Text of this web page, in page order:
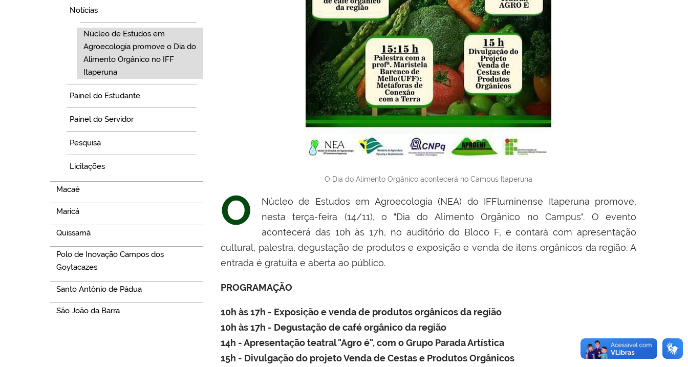
Notícias
Núcleo de Estudos em
Agroecologia promove o Dia do
Alimento Orgânico no IFF
Itaperuna
Painel do Estudante
Painel do Servidor
Pesquisa
Licitações
Macaé
Maricá
Quissamã
Polo de Inovação Campos dos
Goytacazes
Santo Antônio de Pádua
São João da Barra
O Dia do Alimento Orgânico acontecerá no Campus Itaperuna
O
Núcleo de Estudos em Agroecologia (NEA) do IFFluminense Itaperuna promove,
nesta terça-feira (14/11), o "Dia do Alimento Orgânico no Campus". O evento
acontecerá das 10h às 17h, no auditório do Bloco F, e contará com apresentação
cultural, palestra, degustação de produtos e exposição e venda de itens orgânicos da região. A
entrada é gratuita e aberta ao público.
PROGRAMAÇÃO
10h às 17h - Exposição e venda de produtos orgânicos da região
10h às 17h - Degustação de café orgânico da região
14h - Apresentação teatral "Agro é", com o Grupo Parada Artística
15h - Divulgação do projeto Venda de Cestas e Produtos Orgânicos